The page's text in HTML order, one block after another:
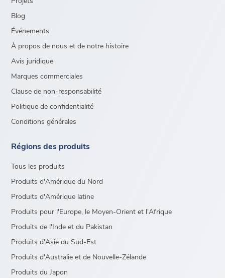
Blog
Événements
À propos de nous et de notre histoire
Avis juridique
Marques commerciales
Clause de non-responsabilité
Politique de confidentialité
Conditions générales
Régions des produits
Tous les produits
Produits d'Amérique du Nord
Produits d'Amérique latine
Produits pour l'Europe, le Moyen-Orient et l'Afrique
Produits de l'Inde et du Pakistan
Produits d'Asie du Sud-Est
Produits d'Australie et de Nouvelle-Zélande
Produits du Japon